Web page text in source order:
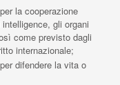
la cooperazione
gli organi
come previsto dagli
internazionale;
difendere la vita o